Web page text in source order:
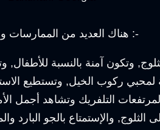
هناك العديد من الممارسات و الأنشطة التي من الممكن أن يقوم بها السائح في تلك المدينة ليستمتع مثل :-